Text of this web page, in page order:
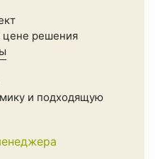
цене решения
и подходящую